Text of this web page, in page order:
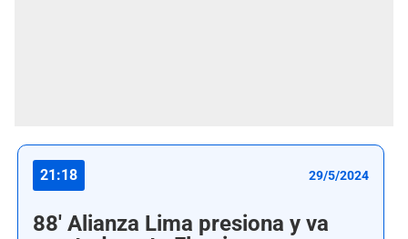
21:18 29/5/2024
88' Alianza Lima presiona y va